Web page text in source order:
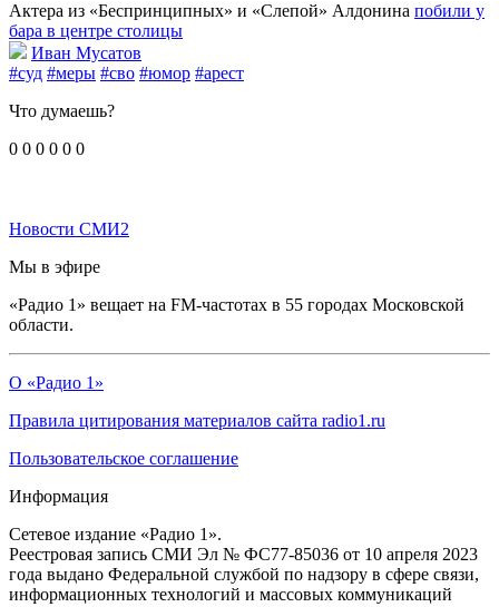
Актера из «Беспринципных» и «Слепой» Алдонина побили у
бара в центре столицы
Иван Мусатов
#суд #меры #сво #юмор #арест
Что думаешь?
0 0 0 0 0 0
Новости СМИ2
Мы в эфире
«Радио 1» вещает на FM-частотах в 55 городах Московской
области.
О «Радио 1»
Правила цитирования материалов сайта radio1.ru
Пользовательское соглашение
Информация
Сетевое издание «Радио 1».
Реестровая запись СМИ Эл № ФС77-85036 от 10 апреля 2023
года выдано Федеральной службой по надзору в сфере связи,
информационных технологий и массовых коммуникаций